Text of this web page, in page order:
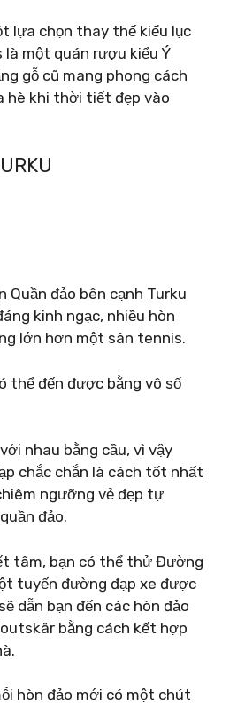
lựa chọn thay thế kiểu lục
là một quán rượu kiểu Ý
gỗ cũ mang phong cách
hè khi thời tiết đẹp vào
Quần đảo bên cạnh Turku
kinh ngạc, nhiều hòn
lớn hơn một sân tennis.
thể đến được bằng vô số
nhau bằng cầu, vì vậy
chắc chắn là cách tốt nhất
ngưỡng vẻ đẹp tự
đảo.
tâm, bạn có thể thử Đường
tuyến đường đạp xe được
dẫn bạn đến các hòn đảo
bằng cách kết hợp
hòn đảo mới có một chút